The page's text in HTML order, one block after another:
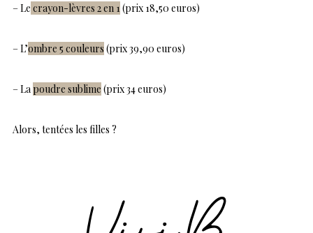
– Le crayon-lèvres 2 en 1(prix 18,50 euros)
– L’ombre 5 couleurs (prix 39,90 euros)
– La poudre sublime (prix 34 euros)
Alors, tentées les filles ?